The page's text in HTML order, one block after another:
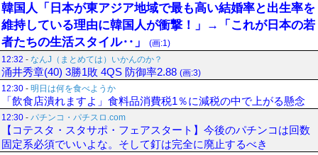
韓国人「日本が東アジア地域で最も高い結婚率と出生率を
維持している理由に韓国人が衝撃！」→「これが日本の若
者たちの生活スタイル‥」
(画:1)
12:32 - なんJ（まとめては）いかんのか？
涌井秀章(40) 3勝1敗 4QS 防御率2.88 (画:3)
12:30 - 明日は何を食べようか
「飲食店潰れますよ」食料品消費税1％に減税の中で上がる懸念
12:30 - パチンコ・パチスロ.com
【コテスタ・スタサポ・フェアスタート】今後のパチンコは回数
固定系必須でいいよな。そして釘は完全に廃止するべき